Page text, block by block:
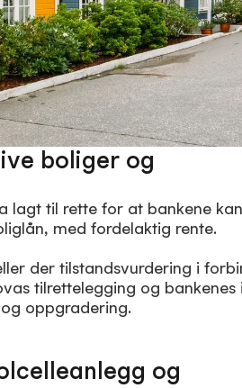
boliger og
lagt til rette for at bankene
med fordelaktig rente.
der tilstandsvurdering i
tilrettelegging og bankenes
oppgradering.
og